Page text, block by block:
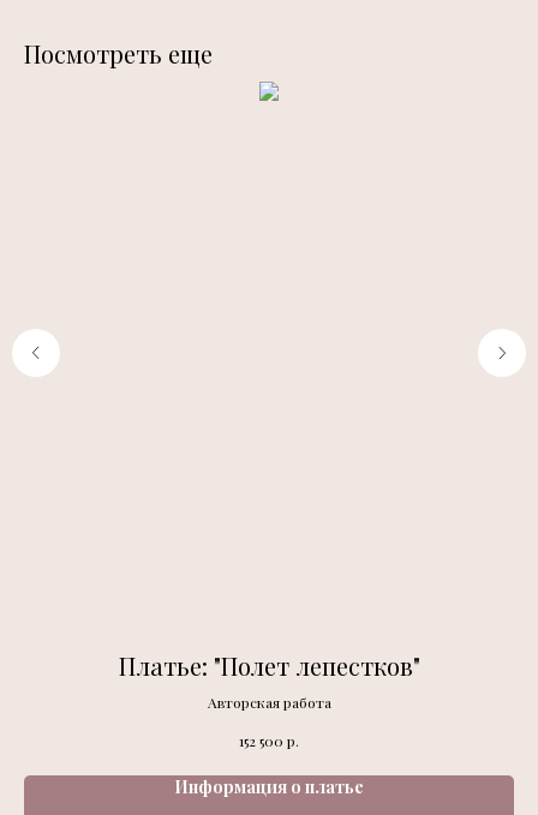
Посмотреть еще
Платье: "Полет лепестков"
Авторская работа
152 500 р.
Информация о платье